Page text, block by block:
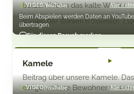
VIDEOYouTube Alle
Beim Abspielen werden Daten an YouTube
übertragen.
Für diesen Besuch merken
beiden lieben das kalte Wetter.
© Video: ORF (Daheim in Österreich,
VIDEOYouTube Alle
Kamele
Beitrag über unsere Kamele.
einige weitere Bewohner